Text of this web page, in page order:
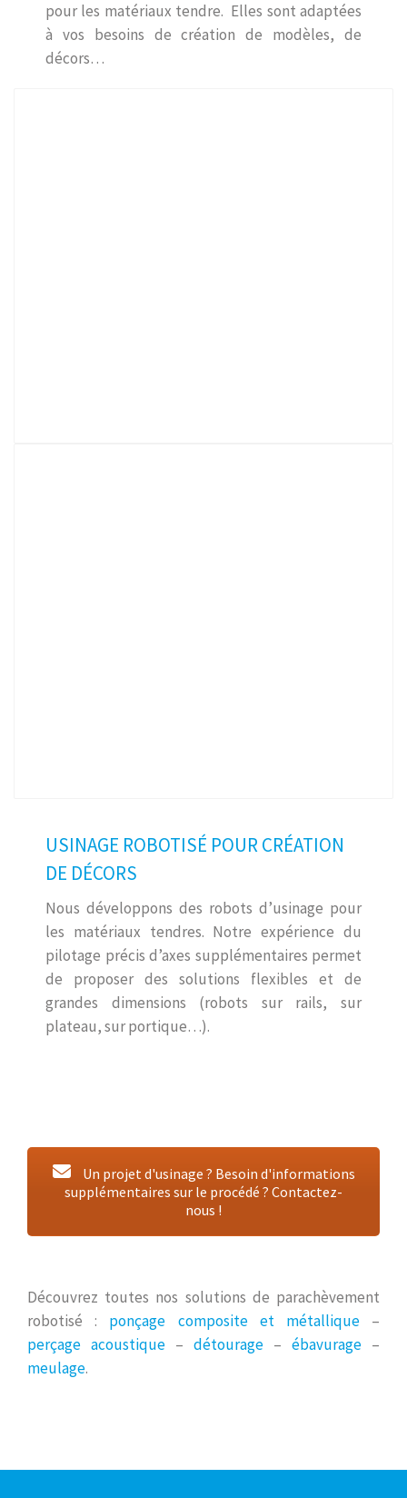
pour les matériaux tendre. Elles sont adaptées
à vos besoins de création de modèles, de
décors…
USINAGE ROBOTISÉ POUR CRÉATION
DE DÉCORS
Nous développons des robots d’usinage pour
les matériaux tendres. Notre expérience du
pilotage précis d’axes supplémentaires permet
de proposer des solutions flexibles et de
grandes dimensions (robots sur rails, sur
plateau, sur portique…).
Un projet d'usinage ? Besoin d'informations
supplémentaires sur le procédé ? Contactez-
nous !
Découvrez toutes nos solutions de parachèvement
robotisé : ponçage composite et métallique–
perçage acoustique – détourage – ébavurage –
meulage.